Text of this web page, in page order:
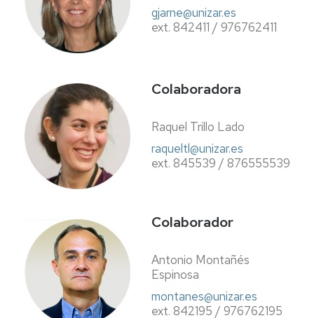
gjarne@unizar.es
ext. 842411 / 976762411
Colaboradora
Raquel Trillo Lado
raqueltl@unizar.es
ext. 845539 / 876555539
Colaborador
Antonio Montañés
Espinosa
montanes@unizar.es
ext. 842195 / 976762195